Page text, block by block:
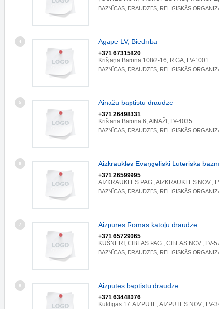
BAZNĪCAS, DRAUDZES, RELIĢISKĀS
4 Agape LV, Biedrība
+371 67315820
Krišjāņa Barona 108/2-16, RĪGA, LV-1001
BAZNĪCAS, DRAUDZES, RELIĢISKĀS
5 Ainažu baptistu draudze
+371 26498331
Krišjāņa Barona 6, AINAŽI, LV-4035
BAZNĪCAS, DRAUDZES, RELIĢISKĀS
6 Aizkraukles Evaņģēliski Luteriskā
+371 26599995
AIZKRAUKLES PAG., AIZKRAUKLES NOV.,
BAZNĪCAS, DRAUDZES, RELIĢISKĀS
7 Aizpūres Romas katoļu draudze
+371 65729065
KUŠNERI, CIBLAS PAG., CIBLAS NOV., LV-
BAZNĪCAS, DRAUDZES, RELIĢISKĀS
8 Aizputes baptistu draudze
+371 63448076
Kuldīgas 17, AIZPUTE, AIZPUTES NOV., LV-